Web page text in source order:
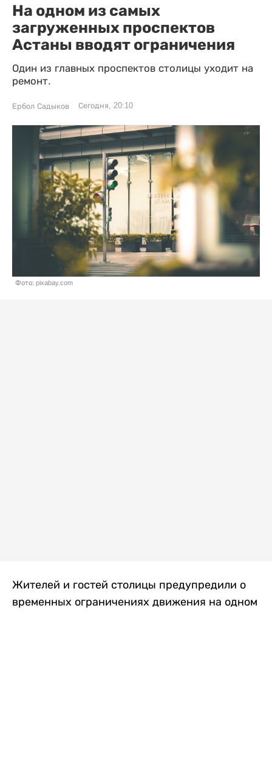
На одном из самых
загруженных проспектов
Астаны вводят ограничения
Один из главных проспектов столицы уходит на
ремонт.
Ербол Садыков Сегодня, 20:10
Фото: pixabay.com
Жителей и гостей столицы предупредили о
временных ограничениях движения на одном